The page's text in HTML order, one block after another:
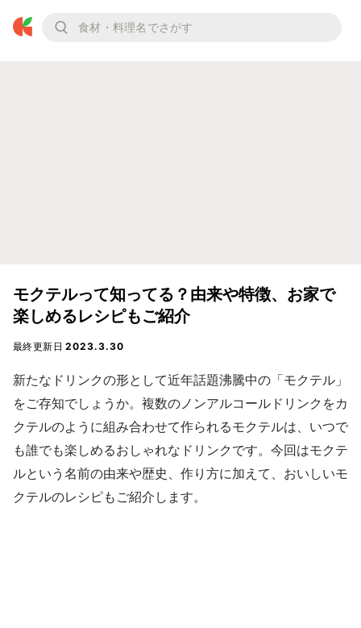
モクテルって知ってる？由来や特徴、お家で
楽しめるレシピもご紹介
最終更新日2023.3.30
新たなドリンクの形として近年話題沸騰中の「モクテル」
をご存知でしょうか。複数のノンアルコールドリンクをカ
クテルのように組み合わせて作られるモクテルは、いつで
も誰でも楽しめるおしゃれなドリンクです。今回はモクテ
ルという名前の由来や歴史、作り方に加えて、おいしいモ
クテルのレシピもご紹介します。